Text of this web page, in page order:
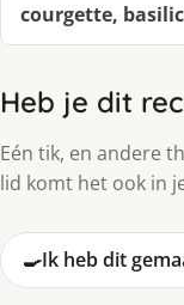
courgette,
Heb je dit
Eén tik, en andere
lid komt het ook in
🍳Ik heb dit